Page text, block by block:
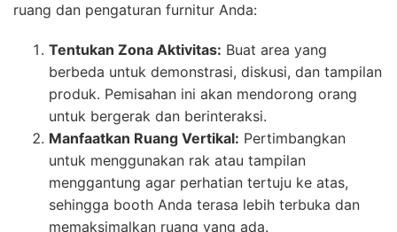
ruang dan pengaturan furnitur Anda:
Tentukan Zona Aktivitas: Buat area yang
berbeda untuk demonstrasi, diskusi, dan tampilan
produk. Pemisahan ini akan mendorong orang
untuk bergerak dan berinteraksi.
Manfaatkan Ruang Vertikal: Pertimbangkan
untuk menggunakan rak atau tampilan
menggantung agar perhatian tertuju ke atas,
sehingga booth Anda terasa lebih terbuka dan
memaksimalkan ruang yang ada.